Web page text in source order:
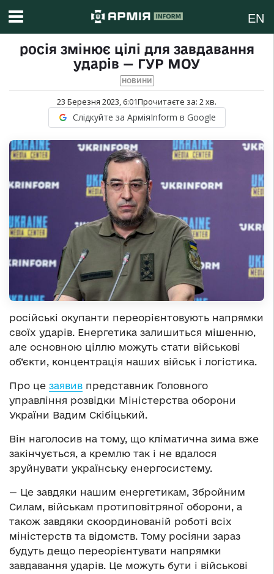
EN
росія змінює цілі для завдавання
ударів — ГУР МОУ
НОВИНИ
23 Березня 2023, 6:01Прочитаєте за: 2хв.
Слідкуйте за АрміяInform в Google
російські окупанти переорієнтовують напрямки
своїх ударів. Енергетика залишиться мішенню,
але основною ціллю можуть стати військові
об’єкти, концентрація наших військ і логістика.
Про це заявив представник Головного
управління розвідки Міністерства оборони
України Вадим Скібіцький.
Він наголосив на тому, що кліматична зима вже
закінчується, а кремлю так і не вдалося
зруйнувати українську енергосистему.
— Це завдяки нашим енергетикам, Збройним
Силам, військам протиповітряної оборони, а
також завдяки скоординованій роботі всіх
міністерств та відомств. Тому росіяни зараз
будуть дещо переорієнтувати напрямки
завдавання ударів. Це можуть бути і військові